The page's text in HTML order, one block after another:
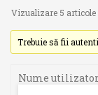
Vizualizare 5 articole
Trebuie să fii
Nume